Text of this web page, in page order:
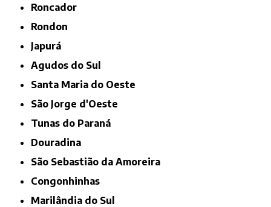
Roncador
Rondon
Japurá
Agudos do Sul
Santa Maria do Oeste
São Jorge d'Oeste
Tunas do Paraná
Douradina
São Sebastião da Amoreira
Congonhinhas
Marilândia do Sul